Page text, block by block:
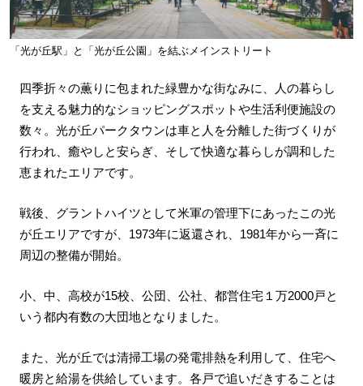
「光が丘駅」と「光が丘公園」を結ぶメインストリート
四季折々の薫りに包まれた緑豊かな街なみに、人の暮らし
を支える魅力的なショッピングスポットや生活利便施設の
数々。光が丘パークタウンは車と人を分離した街づくりが
行われ、癒やしと安らぎ、そして快適な暮らしが調和した
恵まれたエリアです。
戦後、グラントハイツとして米軍の管理下にあったこの光
が丘エリアですが、1973年に返還され、1981年から一斉に
周辺の整備が開始。
小、中、高校が15校、公団、公社、都営住宅１万2000戸と
いう都内有数の大団地となりました。
また、光が丘では清掃工場の発電排熱を利用して、住宅へ
暖房と給湯を供給しています。各戸で追いだきすることは